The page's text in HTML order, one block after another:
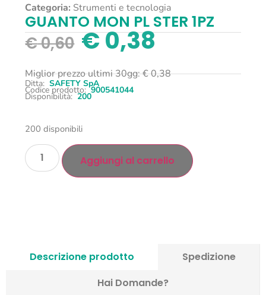
Categoria: Strumenti e tecnologia
GUANTO MON PL STER 1PZ
€0,60 €0,38
Miglior prezzo ultimi 30gg:€0,38
Ditta: SAFETY SpA
Codice prodotto: 900541044
Disponibilità: 200
200 disponibili
Aggiungi al carrello
Descrizione prodotto
Spedizione
Hai Domande?